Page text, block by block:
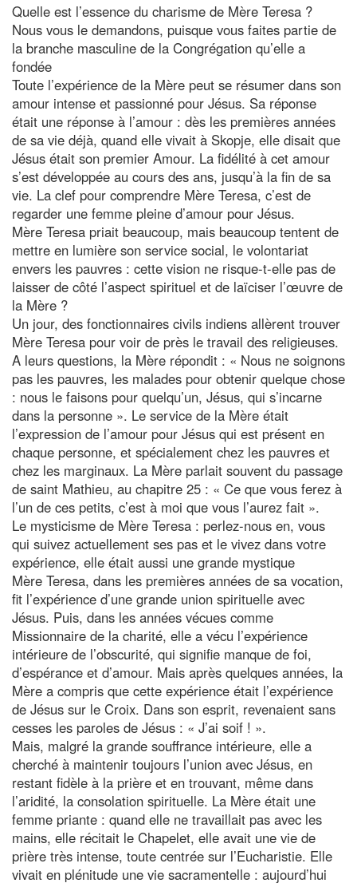
Quelle est l’essence du charisme de Mère Teresa ?
Nous vous le demandons, puisque vous faites partie de
la branche masculine de la Congrégation qu’elle a
fondée
Toute l’expérience de la Mère peut se résumer dans son
amour intense et passionné pour Jésus. Sa réponse
était une réponse à l’amour : dès les premières années
de sa vie déjà, quand elle vivait à Skopje, elle disait que
Jésus était son premier Amour. La fidélité à cet amour
s’est développée au cours des ans, jusqu’à la fin de sa
vie. La clef pour comprendre Mère Teresa, c’est de
regarder une femme pleine d’amour pour Jésus.
Mère Teresa priait beaucoup, mais beaucoup tentent de
mettre en lumière son service social, le volontariat
envers les pauvres : cette vision ne risque-t-elle pas de
laisser de côté l’aspect spirituel et de laïciser l’œuvre de
la Mère ?
Un jour, des fonctionnaires civils indiens allèrent trouver
Mère Teresa pour voir de près le travail des religieuses.
A leurs questions, la Mère répondit : « Nous ne soignons
pas les pauvres, les malades pour obtenir quelque chose
: nous le faisons pour quelqu’un, Jésus, qui s’incarne
dans la personne ». Le service de la Mère était
l’expression de l’amour pour Jésus qui est présent en
chaque personne, et spécialement chez les pauvres et
chez les marginaux. La Mère parlait souvent du passage
de saint Mathieu, au chapitre 25 : « Ce que vous ferez à
l’un de ces petits, c’est à moi que vous l’aurez fait ».
Le mysticisme de Mère Teresa : perlez-nous en, vous
qui suivez actuellement ses pas et le vivez dans votre
expérience, elle était aussi une grande mystique
Mère Teresa, dans les premières années de sa vocation,
fit l’expérience d’une grande union spirituelle avec
Jésus. Puis, dans les années vécues comme
Missionnaire de la charité, elle a vécu l’expérience
intérieure de l’obscurité, qui signifie manque de foi,
d’espérance et d’amour. Mais après quelques années, la
Mère a compris que cette expérience était l’expérience
de Jésus sur le Croix. Dans son esprit, revenaient sans
cesses les paroles de Jésus : « J’ai soif ! ».
Mais, malgré la grande souffrance intérieure, elle a
cherché à maintenir toujours l’union avec Jésus, en
restant fidèle à la prière et en trouvant, même dans
l’aridité, la consolation spirituelle. La Mère était une
femme priante : quand elle ne travaillait pas avec les
mains, elle récitait le Chapelet, elle avait une vie de
prière très intense, toute centrée sur l’Eucharistie. Elle
vivait en plénitude une vie sacramentelle : aujourd’hui